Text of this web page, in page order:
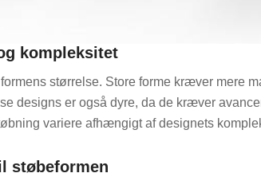
kompleksitet
størrelse. Store forme kræver mere
designs er også dyre, da de kræver
variere afhængigt af designets
støbeformen